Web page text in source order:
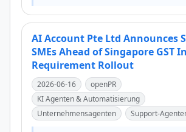
AI Account Pte Ltd Announces
SMEs Ahead of Singapore GST
Requirement Rollout
2026-06-16
openPR
KI Agenten & Automatisierung
Unternehmensagenten
Support-